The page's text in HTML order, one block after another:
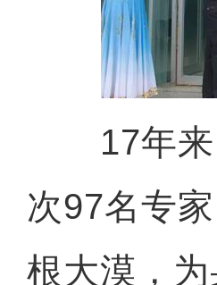
17年来
次97名专
根大漠，